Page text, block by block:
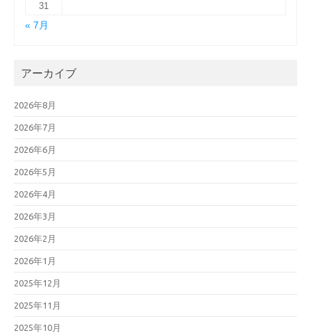
31
« 7月
アーカイブ
2026年8月
2026年7月
2026年6月
2026年5月
2026年4月
2026年3月
2026年2月
2026年1月
2025年12月
2025年11月
2025年10月